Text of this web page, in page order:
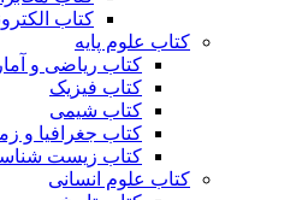
کتاب
کتاب علوم پایه
کتاب ریاضی و آمار
کتاب فیزیک
کتاب شیمی
کتاب جغرافیا و
کتاب زیست
کتاب علوم انسانی